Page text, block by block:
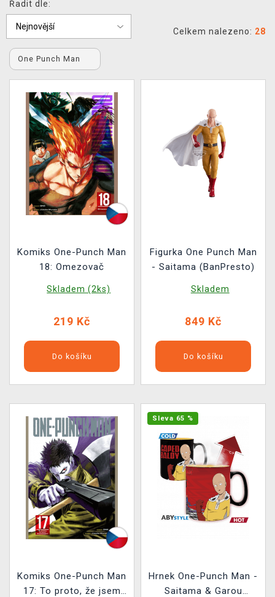
DOPRAVA
XZONE KLUB
TCG & BOARDGAME HUB
VÝKUP HER (BAZAR)
Řadit dle:
Celkem nalezeno: 28
One Punch Man
Komiks One-Punch Man
18: Omezovač
Skladem (2ks)
219 Kč
Do košíku
Figurka One Punch Man
- Saitama (BanPresto)
Skladem
849 Kč
Do košíku
Komiks One-Punch Man
17: To proto, že jsem
Sleva 65 %
Hrnek One-Punch Man -
Saitama & Garou